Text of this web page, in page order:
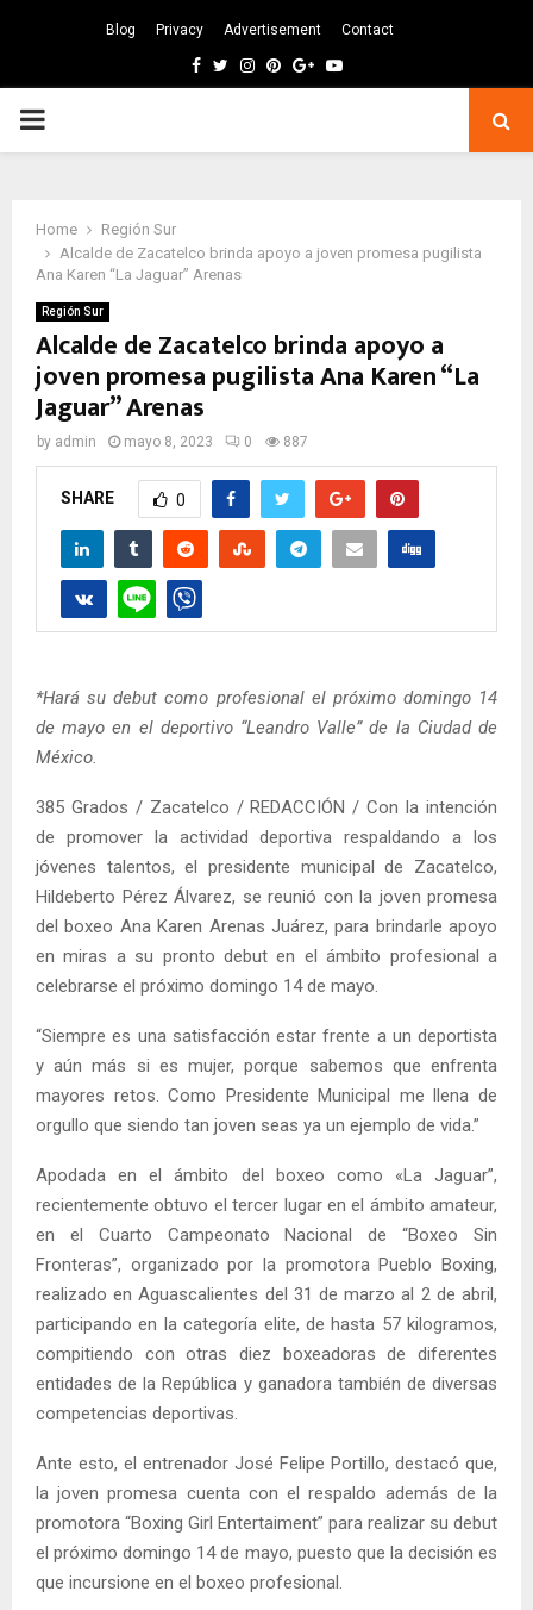
Blog Privacy Advertisement Contact
Facebook
TwitterInstagram
Pinterest
GoogleYoutube
PRIMARY
Home
Región Sur
Alcalde de Zacatelco brinda apoyo a joven promesa pugilista
Ana Karen “La Jaguar” Arenas
Región Sur
Alcalde de Zacatelco brinda apoyo a
joven promesa pugilista Ana Karen “La
Jaguar” Arenas
by admin mayo 8, 2023 0 887
SHARE 0
*Hará su debut como profesional el próximo domingo 14
de mayo en el deportivo “Leandro Valle” de la Ciudad de
México.
385 Grados / Zacatelco / REDACCIÓN / Con la intención
de promover la actividad deportiva respaldando a los
jóvenes talentos, el presidente municipal de Zacatelco,
Hildeberto Pérez Álvarez, se reunió con la joven promesa
del boxeo Ana Karen Arenas Juárez, para brindarle apoyo
en miras a su pronto debut en el ámbito profesional a
celebrarse el próximo domingo 14 de mayo.
“Siempre es una satisfacción estar frente a un deportista
y aún más si es mujer, porque sabemos que enfrenta
mayores retos. Como Presidente Municipal me llena de
orgullo que siendo tan joven seas ya un ejemplo de vida.”
Apodada en el ámbito del boxeo como «La Jaguar”,
recientemente obtuvo el tercer lugar en el ámbito amateur,
en el Cuarto Campeonato Nacional de “Boxeo Sin
Fronteras”, organizado por la promotora Pueblo Boxing,
realizado en Aguascalientes del 31 de marzo al 2 de abril,
participando en la categoría elite, de hasta 57 kilogramos,
compitiendo con otras diez boxeadoras de diferentes
entidades de la República y ganadora también de diversas
competencias deportivas.
Ante esto, el entrenador José Felipe Portillo, destacó que,
la joven promesa cuenta con el respaldo además de la
promotora “Boxing Girl Entertaiment” para realizar su debut
el próximo domingo 14 de mayo, puesto que la decisión es
que incursione en el boxeo profesional.